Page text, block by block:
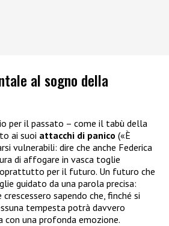
al sogno della
per il passato – come il tabù della
ai suoi attacchi di panico («È
vulnerabili: dire che anche Federica
di affogare in vasca toglie
per il futuro. Un futuro che
guidato da una parola precisa:
sapendo che, finché si
tempesta potrà davvero
una profonda emozione.